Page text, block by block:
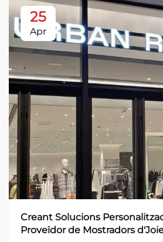
25
Apr
Creant Solucions
Proveïdor de Mostradors